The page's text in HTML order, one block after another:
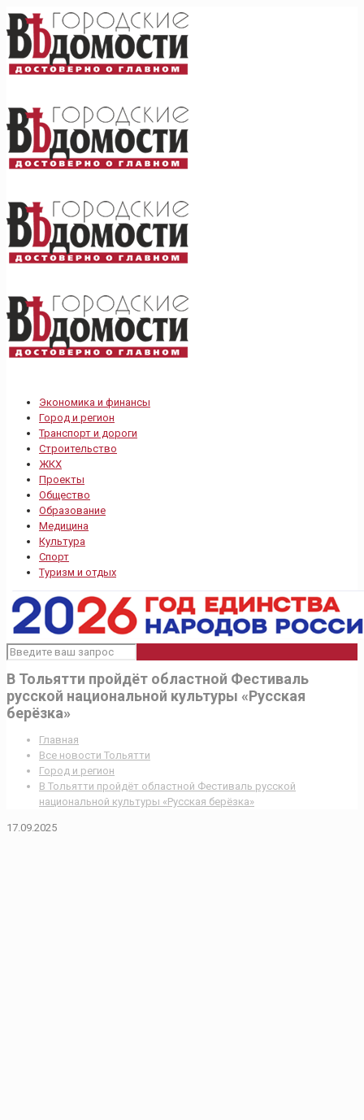
Экономика и финансы
Город и регион
Транспорт и дороги
Строительство
ЖКХ
Проекты
Общество
Образование
Медицина
Культура
Спорт
Туризм и отдых
В Тольятти пройдёт областной Фестиваль
русской национальной культуры «Русская
берёзка»
Главная
Все новости Тольятти
Город и регион
В Тольятти пройдёт областной Фестиваль русской
национальной культуры «Русская берёзка»
17.09.2025